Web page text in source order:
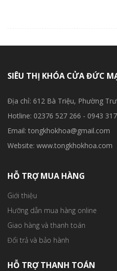
SIÊU THỊ KHÓA CỬA ĐỨC
Địa chỉ: 612 Bà Triệu, Phường
Hotline: 02376 527 266 - 0943
Email: tongkhokhoa@gmail.com
Website: www.tongkhokhoa.com
HỖ TRỢ MUA HÀNG
Giới thiệu
Hưỡng dẫn mua hàng online
Giao hàng và thanh toán
Đổi trả và bảo hành
HỖ TRỢ THANH TOÁN